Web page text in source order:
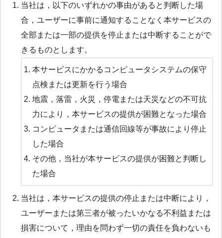
当社は，以下のいずれかの事由があると判断した場
合，ユーザーに事前に通知することなく本サービスの
全部または一部の提供を停止または中断することがで
きるものとします。
本サービスにかかるコンピュータシステムの保守
点検または更新を行う場合
地震，落雷，火災，停電または天災などの不可抗
力により，本サービスの提供が困難となった場合
コンピュータまたは通信回線等が事故により停止
した場合
その他，当社が本サービスの提供が困難と判断し
た場合
当社は，本サービスの提供の停止または中断により，
ユーザーまたは第三者が被ったいかなる不利益または
損害について，理由を問わず一切の責任を負わないも